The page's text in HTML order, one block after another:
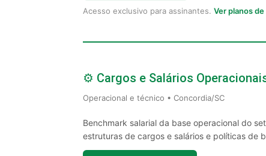
Acesso exclusivo para assinantes. Ver planos
⚙️ Cargos e Salários
Operacional e técnico • Concordia/SC
Benchmark salarial da base operacional do
estruturas de cargos e salários e políticas de